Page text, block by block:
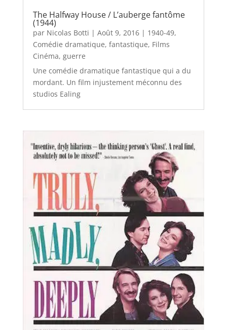
The Halfway House / L’auberge fantôme
(1944)
par Nicolas Botti | Août 9, 2016| 1940-49,
Comédie dramatique, fantastique, Films
Cinéma, guerre
Une comédie dramatique fantastique qui a du
mordant. Un film injustement méconnu des
studios Ealing